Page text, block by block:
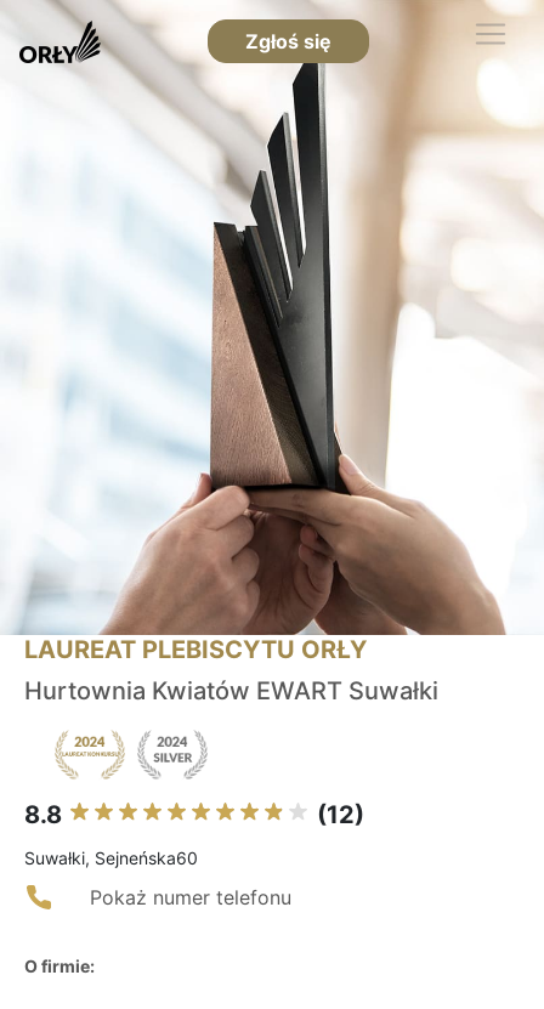
Zgłoś się
LAUREAT PLEBISCYTU ORŁY
Hurtownia Kwiatów EWART Suwałki
8.8 (12)
Suwałki, Sejneńska60
Pokaż numer telefonu
O firmie: